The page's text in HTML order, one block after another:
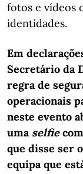
fotos e vídeos
identidades.
Em
Secretário da
regra de
operacionais
neste evento
uma selfie
que disse ser
equipa que